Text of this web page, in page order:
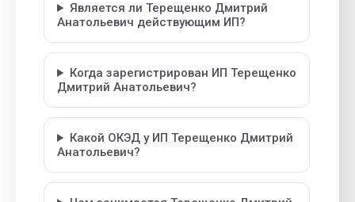
Является ли Терещенко Дмитрий
Анатольевич действующим ИП?
Когда зарегистрирован ИП Терещенко
Дмитрий Анатольевич?
Какой ОКЭД у ИП Терещенко Дмитрий
Анатольевич?